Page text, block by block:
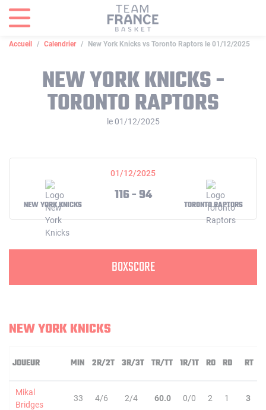
Accueil Calendrier New York Knicks vs Toronto Raptors le 01/12/2025
NEW YORK KNICKS -
TORONTO RAPTORS
le 01/12/2025
01/12/2025
NEW YORK KNICKS
116 - 94
TORONTO RAPTORS
BOXSCORE
NEW YORK KNICKS
JOUEUR MIN 2R/2T 3R/3T TR/TT 1R/1T RO RD RT
Mikal
Bridges
33 4/6 2/4 60.0 0/0 2 1 3
Panneau de gestion des cookies